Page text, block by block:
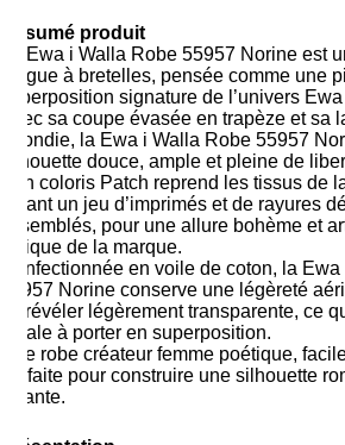
Résumé produit
La Ewa i Walla Robe 55957 Norine est
longue à bretelles, pensée comme une
superposition signature de l’univers
Avec sa coupe évasée en trapèze et sa
arrondie, la Ewa i Walla Robe 55957
silhouette douce, ample et pleine de
Son coloris Patch reprend les tissus de
créant un jeu d’imprimés et de rayures
assemblés, pour une allure bohème et
typique de la marque.
Confectionnée en voile de coton, la
55957 Norine conserve une légèreté
se révéler légèrement transparente, ce
idéale à porter en superposition.
Une robe créateur femme poétique,
parfaite pour construire une silhouette
vivante.